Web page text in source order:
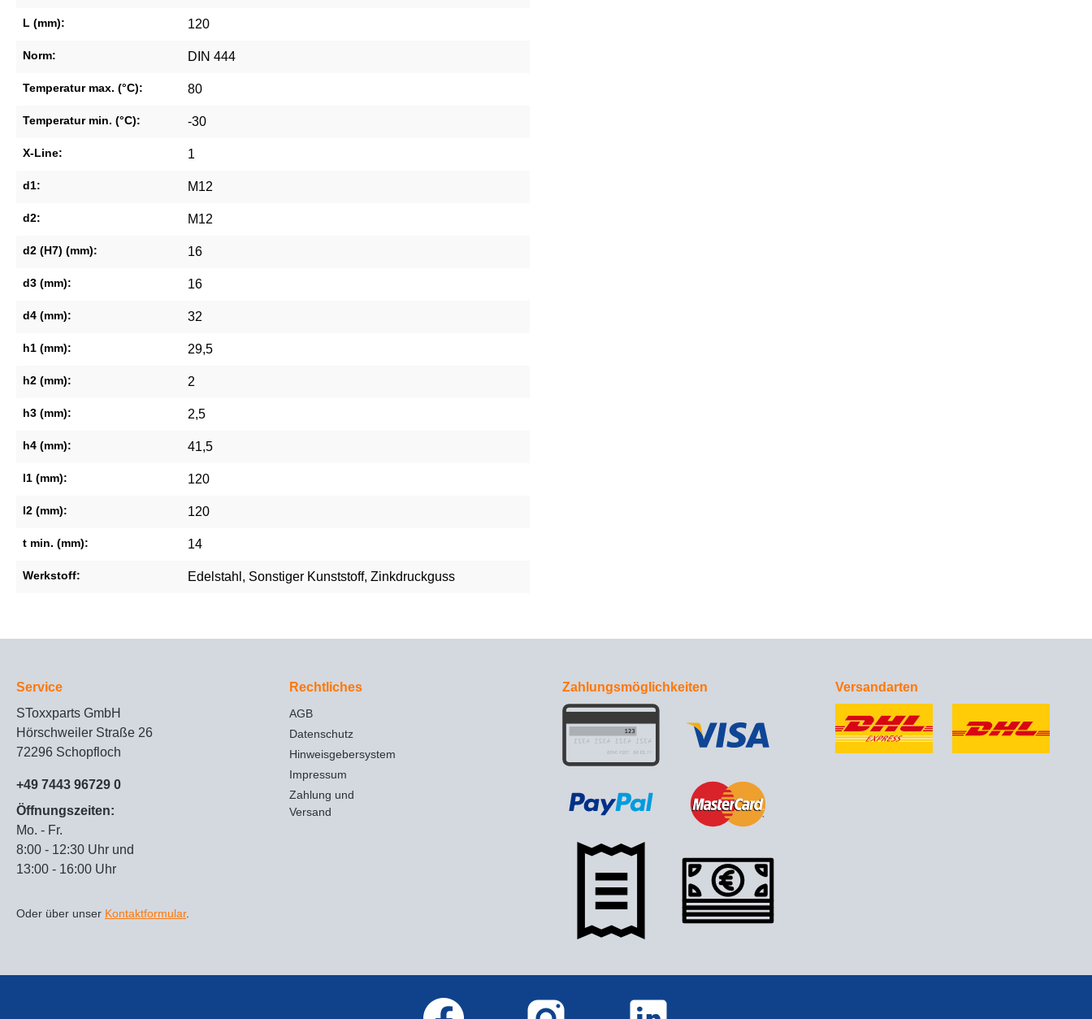
L (mm): 120
Norm: DIN 444
Temperatur max. (°C): 80
Temperatur min. (°C): -30
X-Line: 1
d1: M12
d2: M12
d2 (H7) (mm): 16
d3 (mm): 16
d4 (mm): 32
h1 (mm): 29,5
h2 (mm): 2
h3 (mm): 2,5
h4 (mm): 41,5
l1 (mm): 120
l2 (mm): 120
t min. (mm): 14
Werkstoff: Edelstahl , Sonstiger Kunststoff, Zinkdruckguss
Service
SToxxparts GmbH
Hörschweiler Straße 26
72296 Schopfloch
+49 7443 96729 0
Öffnungszeiten:
Mo. - Fr.
8:00 - 12:30 Uhr und
13:00 - 16:00 Uhr
Oder über unser Kontaktformular.
Rechtliches
AGB
Datenschutz
Hinweisgebersystem
Impressum
Zahlung und
Versand
Zahlungsmöglichkeiten Versandarten